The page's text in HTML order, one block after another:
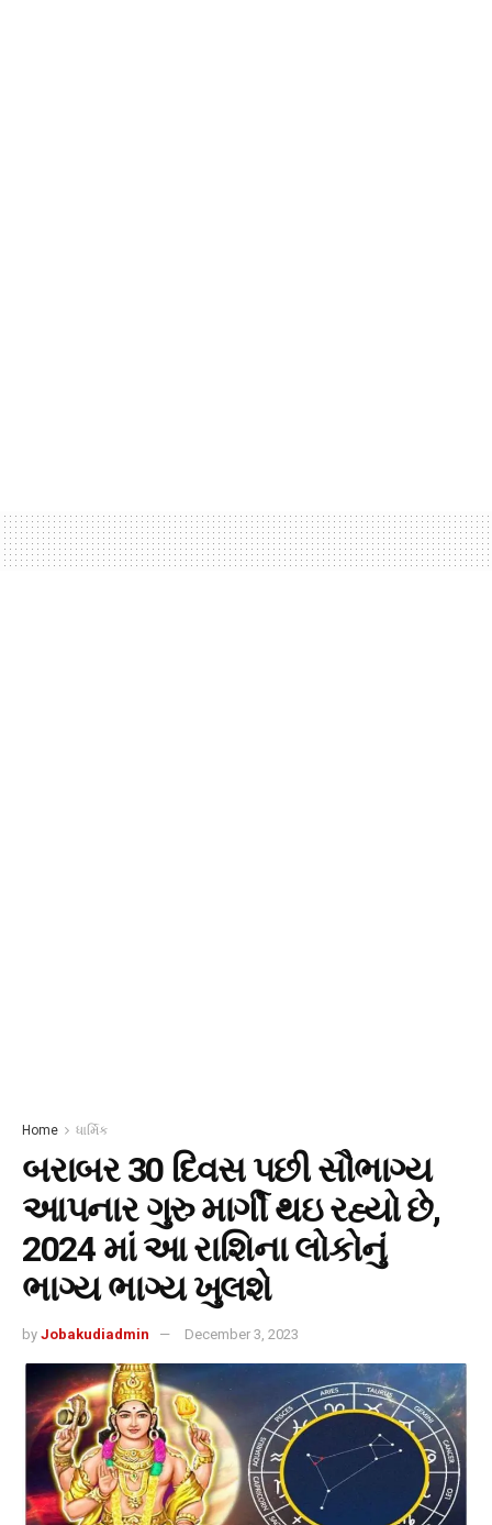
Home ધાર્મિક
બરાબર 30 દિવસ પછી સૌભાગ્ય
આપનાર ગુરુ માર્ગી થઇ રહ્યો છે,
2024 માં આ રાશિના લોકોનું
ભાગ્ય ભાગ્ય ખુલશે
by Jobakudiadmin December 3, 2023